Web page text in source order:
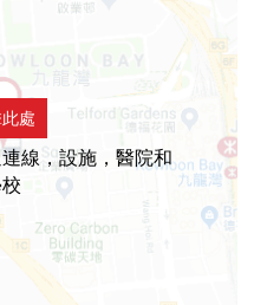
處
線，設施，醫院和